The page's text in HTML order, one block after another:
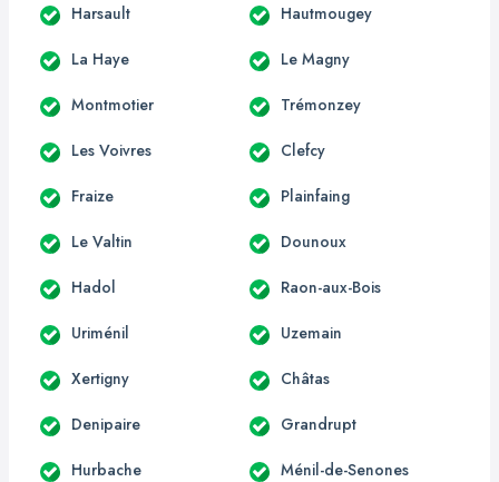
Harsault Hautmougey
La Haye Le Magny
Montmotier Trémonzey
Les Voivres Clefcy
Fraize Plainfaing
Le Valtin Dounoux
Hadol Raon-aux-Bois
Uriménil Uzemain
Xertigny Châtas
Denipaire Grandrupt
Hurbache Ménil-de-Senones